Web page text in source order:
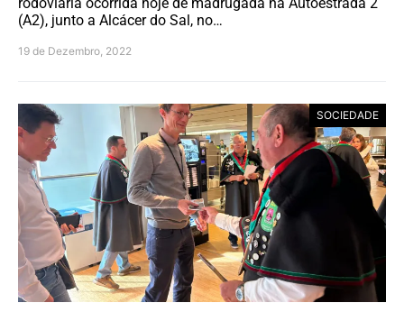
(A2), junto a Alcácer do Sal, no…
19 de Dezembro, 2022
SOCIEDADE